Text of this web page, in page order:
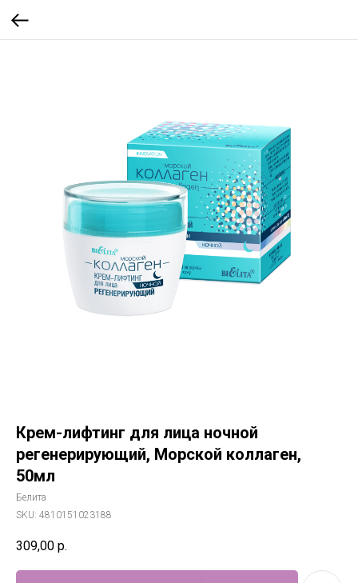
Крем-лифтинг для лица ночной
регенерирующий, Морской коллаген,
50мл
Белита
SKU: 4810151023188
309,00 р.